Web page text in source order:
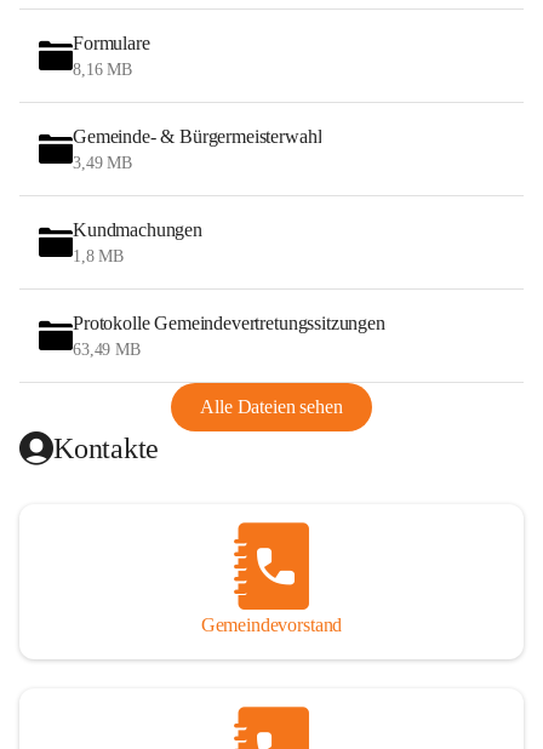
Formulare
8,16 MB
Gemeinde- & Bürgermeisterwahl
3,49 MB
Kundmachungen
1,8 MB
Protokolle Gemeindevertretungssitzungen
63,49 MB
Alle Dateien sehen
Kontakte
Gemeindevorstand